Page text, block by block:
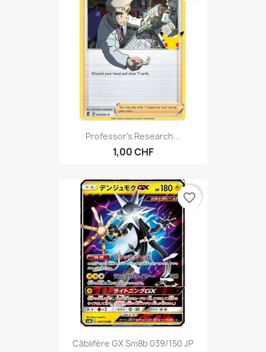
Professor's Research...
1,00 CHF
Câblifère GX Sm8b 039/150 JP
favorite_border